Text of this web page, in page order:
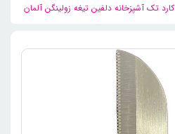
کارد تک آشپزخانه دلفین تیغه زولینگن آلمان